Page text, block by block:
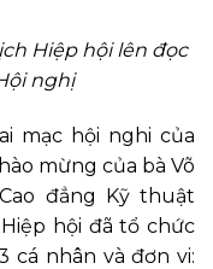
Hiệp hội lên đọc
nghị
mạc hội nghi của
mừng của bà Võ
đẳng Kỹ thuật
hội đã tổ chức
cá nhân và đơn vi: